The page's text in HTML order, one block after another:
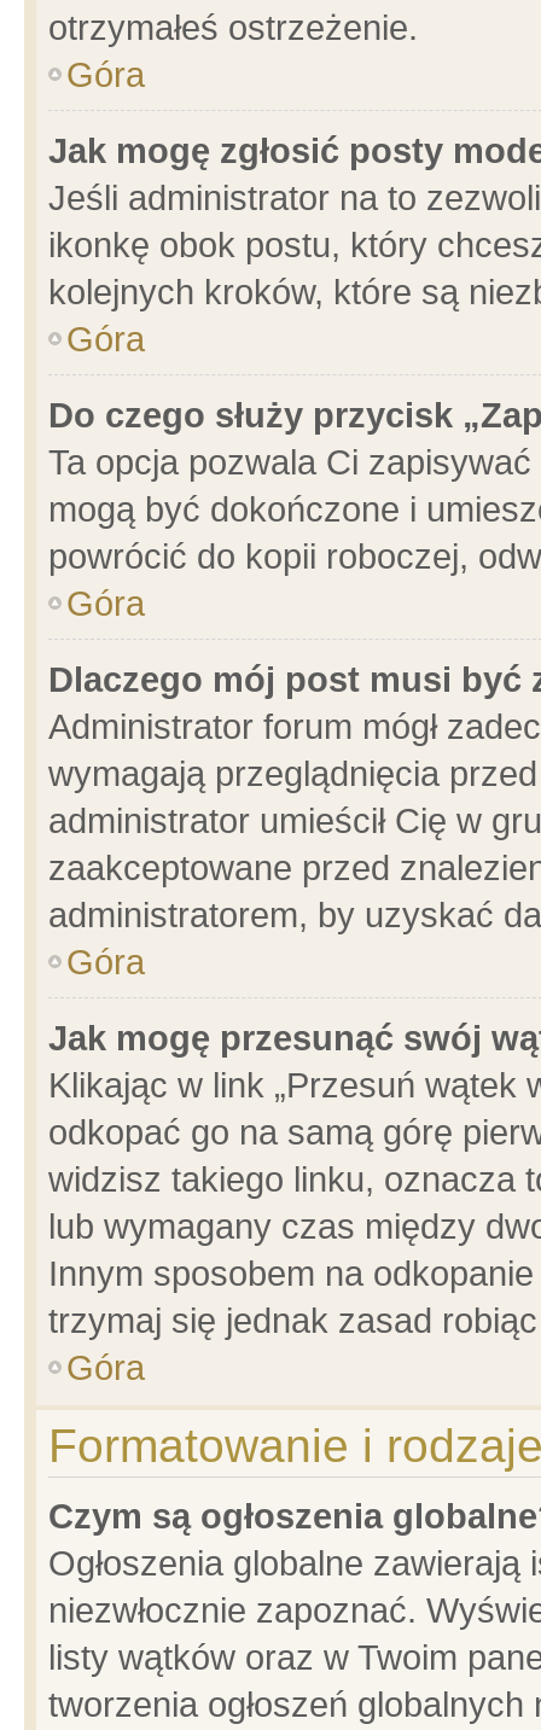
otrzymałeś ostrzeżenie.
Góra
Jak mogę zgłosić posty
Jeśli administrator na to
ikonkę obok postu, który
kolejnych kroków, które są
Góra
Do czego służy przycisk
Ta opcja pozwala Ci
mogą być dokończone i
powrócić do kopii roboczej,
Góra
Dlaczego mój post musi być
Administrator forum mógł
wymagają przeglądnięcia
administrator umieścił Cię w
zaakceptowane przed
administratorem, by uzyskać
Góra
Jak mogę przesunąć swój
Klikając w link „Przesuń wątek
odkopać go na samą górę
widzisz takiego linku, oznacza
lub wymagany czas między
Innym sposobem na
trzymaj się jednak zasad
Góra
Formatowanie i
Czym są ogłoszenia
Ogłoszenia globalne
niezwłocznie zapoznać.
listy wątków oraz w Twoim
tworzenia ogłoszeń